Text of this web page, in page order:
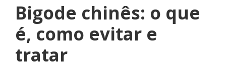
Bigode chinês: o que
é, como evitar e
tratar